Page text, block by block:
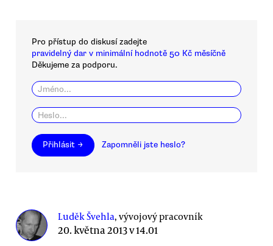
Pro přístup do diskusí zadejte
pravidelný dar v minimální hodnotě 50 Kč měsíčně
Děkujeme za podporu.
Přihlásit → Zapomněli jste heslo?
Luděk Švehla, vývojový pracovník
20. května 2013 v 14.01